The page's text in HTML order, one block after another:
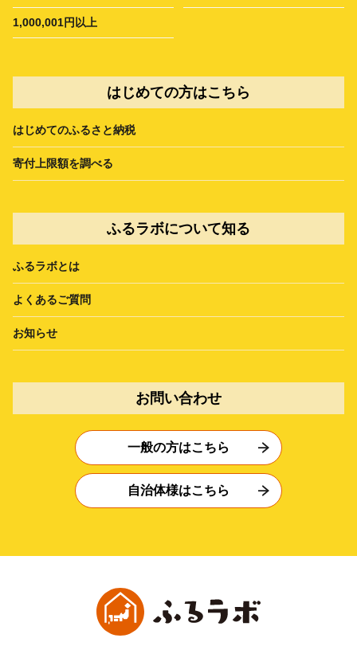
1,000,001円以上
はじめての方はこちら
はじめてのふるさと納税
寄付上限額を調べる
ふるラボについて知る
ふるラボとは
よくあるご質問
お知らせ
お問い合わせ
一般の方はこちら
自治体様はこちら